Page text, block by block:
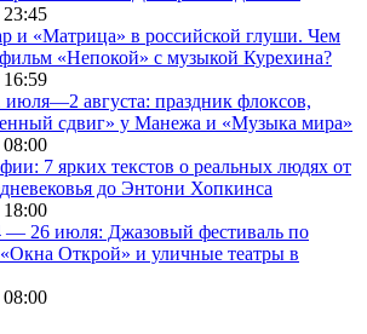
23:45
и «Матрица» в российской глуши. Чем
«Непокой» с музыкой Курехина?
16:59
июля—2 августа: праздник флоксов,
сдвиг» у Манежа и «Музыка мира»
08:00
7 ярких текстов о реальных людях от
до Энтони Хопкинса
18:00
— 26 июля: Джазовый фестиваль по
«Окна Открой» и уличные театры в
08:00